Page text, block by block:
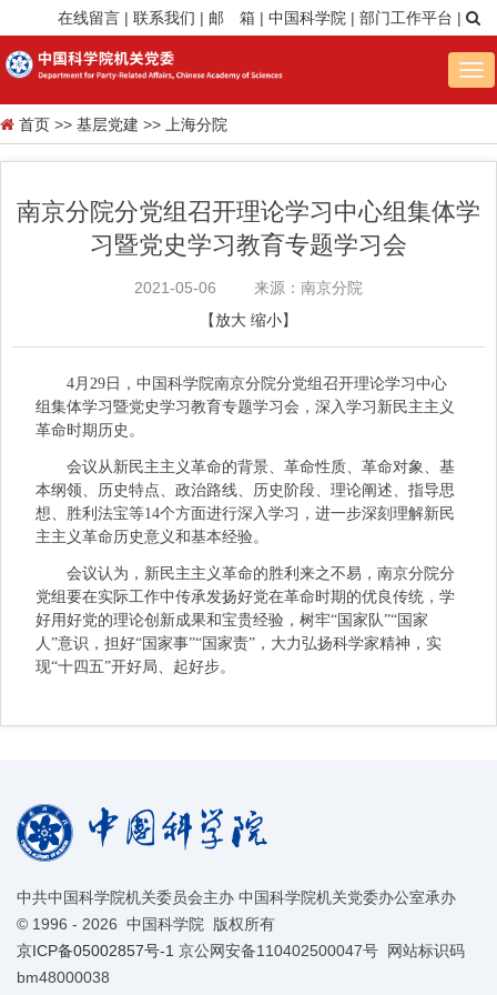
在线留言 | 联系我们 | 邮 箱 | 中国科学院 | 部门工作平台 |
首页 >> 基层党建 >> 上海分院
南京分院分党组召开理论学习中心组集体学
习暨党史学习教育专题学习会
2021-05-06
来源：南京分院
【放大 缩小】
4月29日，中国科学院南京分院分党组召开理论学习中心
组集体学习暨党史学习教育专题学习会，深入学习新民主主义
革命时期历史。
会议从新民主主义革命的背景、革命性质、革命对象、基
本纲领、历史特点、政治路线、历史阶段、理论阐述、指导思
想、胜利法宝等14个方面进行深入学习，进一步深刻理解新民
主主义革命历史意义和基本经验。
会议认为，新民主主义革命的胜利来之不易，南京分院分
党组要在实际工作中传承发扬好党在革命时期的优良传统，学
好用好党的理论创新成果和宝贵经验，树牢“国家队”“国家
人”意识，担好“国家事”“国家责”，大力弘扬科学家精神，实
现“十四五”开好局、起好步。
中共中国科学院机关委员会主办 中国科学院机关党委办公室承办
© 1996 - 2026 中国科学院 版权所有
京ICP备05002857号-1 京公网安备110402500047号 网站标识码
bm48000038